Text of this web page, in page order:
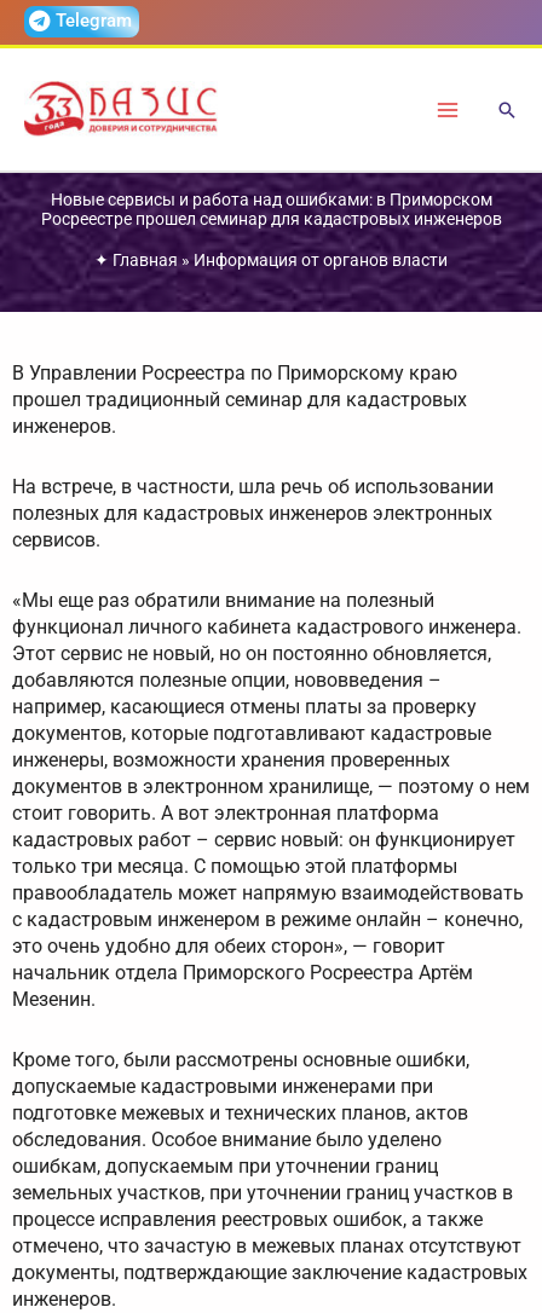
ПерейтиTelegram
Новые сервисы и работа над ошибками: в Приморском
Росреестре прошел семинар для кадастровых инженеров
✦ Главная »Информация от органов власти
В Управлении Росреестра по Приморскому краю
прошел традиционный семинар для кадастровых
инженеров.
На встрече, в частности, шла речь об использовании
полезных для кадастровых инженеров электронных
сервисов.
«Мы еще раз обратили внимание на полезный
функционал личного кабинета кадастрового инженера.
Этот сервис не новый, но он постоянно обновляется,
добавляются полезные опции, нововведения –
например, касающиеся отмены платы за проверку
документов, которые подготавливают кадастровые
инженеры, возможности хранения проверенных
документов в электронном хранилище, — поэтому о нем
стоит говорить. А вот электронная платформа
кадастровых работ – сервис новый: он функционирует
только три месяца. С помощью этой платформы
правообладатель может напрямую взаимодействовать
с кадастровым инженером в режиме онлайн – конечно,
это очень удобно для обеих сторон», — говорит
начальник отдела Приморского Росреестра Артём
Мезенин.
Кроме того, были рассмотрены основные ошибки,
допускаемые кадастровыми инженерами при
подготовке межевых и технических планов, актов
обследования. Особое внимание было уделено
ошибкам, допускаемым при уточнении границ
земельных участков, при уточнении границ участков в
процессе исправления реестровых ошибок, а также
отмечено, что зачастую в межевых планах отсутствуют
документы, подтверждающие заключение кадастровых
инженеров.